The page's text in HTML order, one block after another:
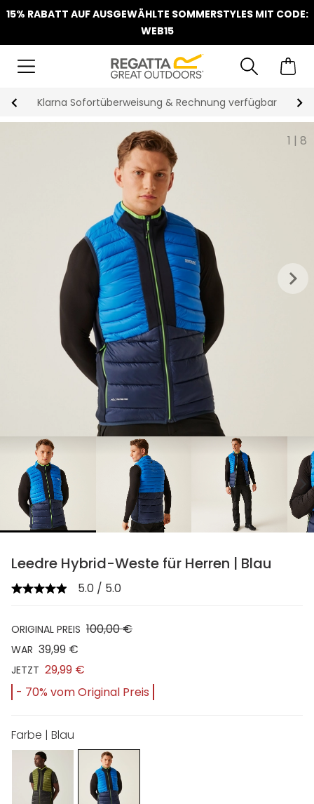
15% RABATT AUF AUSGEWÄHLTE SOMMERSTYLES MIT CODE:
WEB15
Klarna Sofortüberweisung & Rechnung verfügbar
1 | 8
keyboard_arrow_right
chevron_right
Leedre Hybrid-Weste für Herren | Blau
5.0 / 5.0
ORIGINAL PREIS 100,00 €
WAR 39,99 €
JETZT 29,99 €
- 70% vom Original Preis
Farbe | Blau